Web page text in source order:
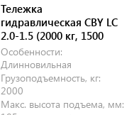
Тележка
гидравлическая CBY LC
2.0-1.5 (2000 кг, 1500
мм, полиуретановые
колеса)
Особенности:
Длинновильная
Грузоподъемность, кг:
2000
Макс. высота подъема, мм: